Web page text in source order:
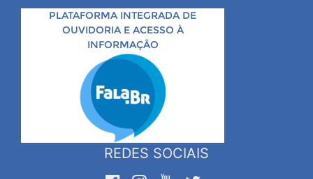
PLATAFORMA INTEGRADA DE
OUVIDORIA E ACESSO À
INFORMAÇÃO
REDES SOCIAIS